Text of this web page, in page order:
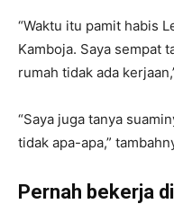
“Waktu itu pamit habis
Kamboja. Saya sempat
rumah tidak ada
“Saya juga tanya
tidak apa-apa,”
Pernah bekerja